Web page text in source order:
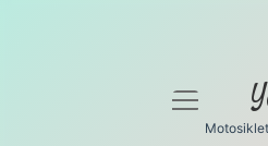
menüyü